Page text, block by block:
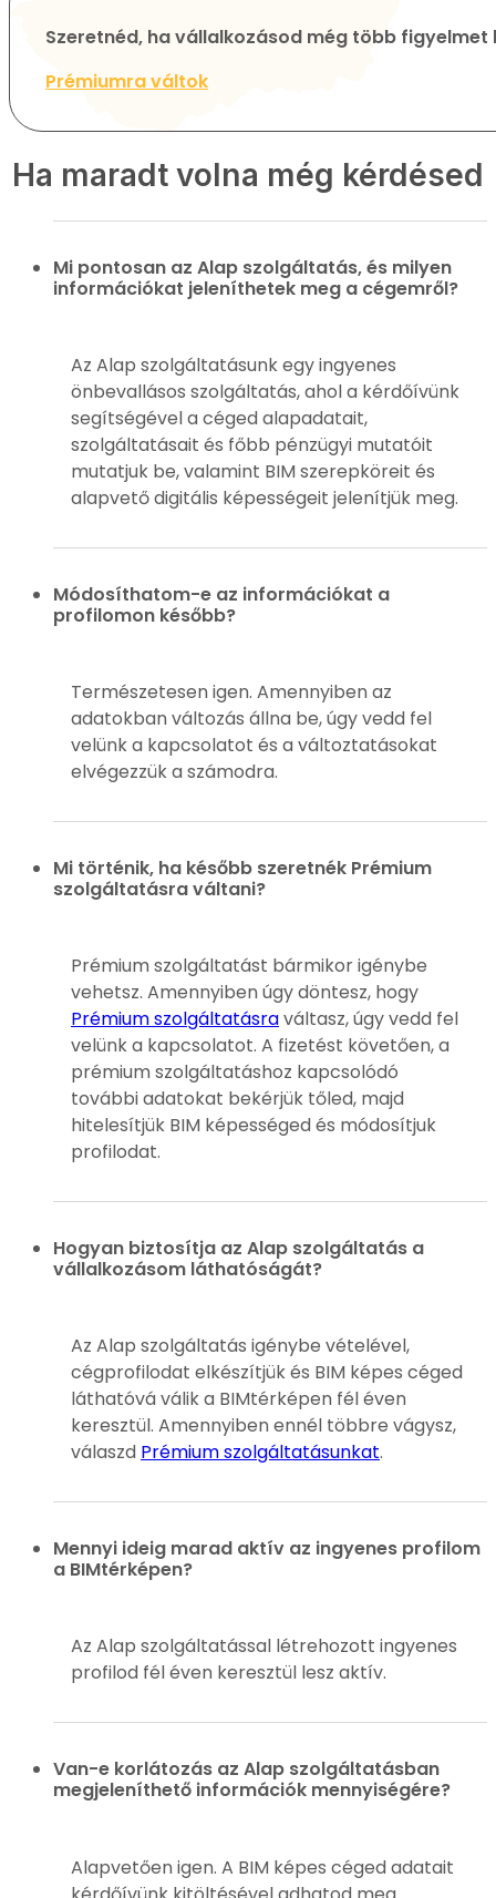
Szeretnéd, ha vállalkozásod még több
Prémiumra váltok
Ha maradt volna még kérdésed
Mi pontosan az Alap szolgáltatás, és milyen
információkat jeleníthetek meg a cégemről?
Az Alap szolgáltatásunk egy ingyenes
önbevallásos szolgáltatás, ahol a kérdőívünk
segítségével a céged alapadatait,
szolgáltatásait és főbb pénzügyi mutatóit
mutatjuk be, valamint BIM szerepköreit és
alapvető digitális képességeit jelenítjük meg.
Módosíthatom-e az információkat a
profilomon később?
Természetesen igen. Amennyiben az
adatokban változás állna be, úgy vedd fel
velünk a kapcsolatot és a változtatásokat
elvégezzük a számodra.
Mi történik, ha később szeretnék Prémium
szolgáltatásra váltani?
Prémium szolgáltatást bármikor igénybe
vehetsz. Amennyiben úgy döntesz, hogy
Prémium szolgáltatásraváltasz, úgy vedd fel
velünk a kapcsolatot. A fizetést követően, a
prémium szolgáltatáshoz kapcsolódó
további adatokat bekérjük tőled, majd
hitelesítjük BIM képességed és módosítjuk
profilodat.
Hogyan biztosítja az Alap szolgáltatás a
vállalkozásom láthatóságát?
Az Alap szolgáltatás igénybe vételével,
cégprofilodat elkészítjük és BIM képes céged
láthatóvá válik a BIMtérképen fél éven
keresztül. Amennyiben ennél többre vágysz,
válaszd Prémium szolgáltatásunkat.
Mennyi ideig marad aktív az ingyenes profilom
a BIMtérképen?
Az Alap szolgáltatással létrehozott ingyenes
profilod fél éven keresztül lesz aktív.
Van-e korlátozás az Alap szolgáltatásban
megjeleníthető információk mennyiségére?
Alapvetően igen. A BIM képes céged adatait